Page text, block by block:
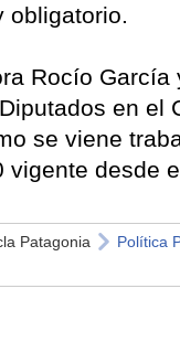
obligatorio.
Rocío
en el
se viene
vigente desde
Patagonia Política